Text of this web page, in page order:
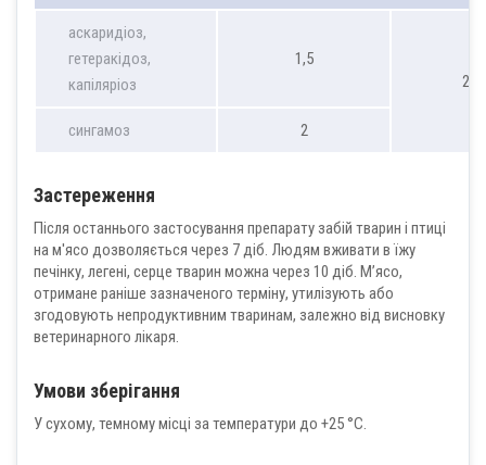
аскаридіоз,
гетеракідоз,
капіляріоз
1,5
2
сингамоз 2
Застереження
Після останнього застосування препарату забій тварин і птиці
на м′ясо дозволяється через 7 діб. Людям вживати в їжу
печінку, легені, серце тварин можна через 10 діб. М’ясо,
отримане раніше зазначеного терміну, утилізують або
згодовують непродуктивним тваринам, залежно від висновку
ветеринарного лікаря.
Умови зберігання
У сухому, темному місці за температури до +25 °С.